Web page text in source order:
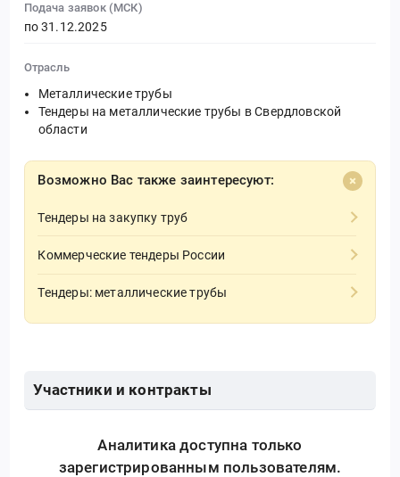
Подача заявок (МСК)
по 31.12.2025
Отрасль
Металлические трубы
Тендеры на металлические трубы в Свердловской
области
Возможно Вас также заинтересуют:
Тендеры на закупку труб
Коммерческие тендеры России
Тендеры: металлические трубы
Участники и контракты
Аналитика доступна только
зарегистрированным пользователям.